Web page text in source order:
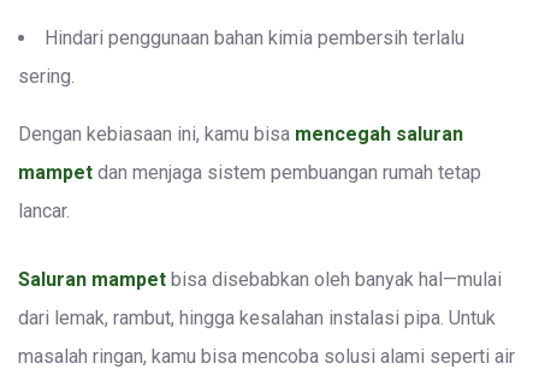
Hindari penggunaan bahan kimia pembersih terlalu
sering.
Dengan kebiasaan ini, kamu bisa mencegah saluran
mampet dan menjaga sistem pembuangan rumah tetap
lancar.
Saluran mampet bisa disebabkan oleh banyak hal—mulai
dari lemak, rambut, hingga kesalahan instalasi pipa. Untuk
masalah ringan, kamu bisa mencoba solusi alami seperti air